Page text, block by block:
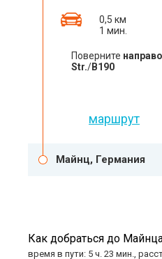
0,5 км
1 мин.
Поверните направо
Str./B190
маршрут
Майнц, Германия
Как добраться до
время в пути: 5 ч. 23 мин.,